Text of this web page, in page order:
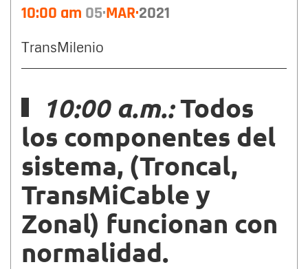
10:00 am 05 MAR 2021
TransMilenio
10:00 a.m.:Todos
los componentes del
sistema, (Troncal,
TransMiCable y
Zonal) funcionan con
normalidad.